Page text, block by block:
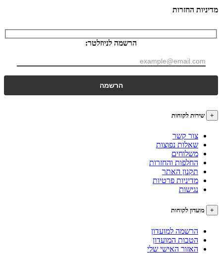
החזרות
הרשמה לניוזלטר:
לקוחות
צור קשר
שאלות נפוצות
משלוחים
החלפות והחזרות
תקנון האתר
מדיניות פרטיות
נגישות
לקוחות
הרשמה למועדון
הטבות המועדון
האזור האישי שלי